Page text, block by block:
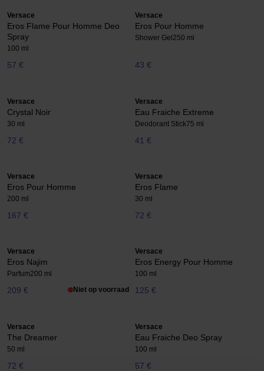
Versace
Eros Flame Pour Homme Deo
Spray
100 ml
57 €
Versace
Eros Pour Homme
Shower Gel 250 ml
43 €
Versace
Crystal Noir
30 ml
72 €
Versace
Eau Fraiche Extreme
Deodorant Stick75 ml
41 €
Versace
Eros Pour Homme
200 ml
167 €
Versace
Eros Flame
30 ml
72 €
Versace
Eros Najim
Parfum200 ml
209 € Niet op voorraad
Versace
Eros Energy Pour Homme
100 ml
125 €
Versace
The Dreamer
50 ml
72 €
Versace
Eau Fraiche Deo Spray
100 ml
57 €